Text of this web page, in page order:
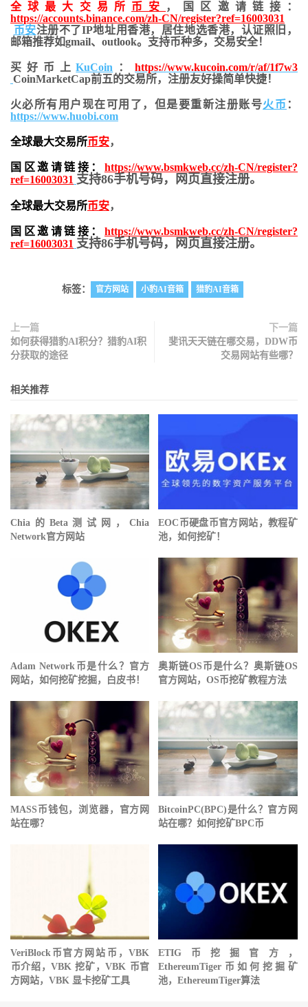
全球最大交易所 币安
，国区邀请链接：
https://accounts.binance.com/zh-CN/register?ref=16003031
币安注册不了IP地址用香港，居住地选香港，认证照旧，
邮箱推荐如gmail、outlook。支持币种多，交易安全！
买好币上KuCoin ：https://www.kucoin.com/r/af/1f7w3
CoinMarketCap前五的交易所，注册友好操简单快捷！
火必所有用户现在可用了，但是要重新注册账号火币 ：
https://www.huobi.com
全球最大交易所币安，
国区邀请链接： https://www.bsmkweb.cc/zh-CN/register?
ref=16003031 支持86手机号码，网页直接注册。
全球最大交易所币安，
国区邀请链接： https://www.bsmkweb.cc/zh-CN/register?
ref=16003031 支持86手机号码，网页直接注册。
标签： 官方网站 小豹AI音箱 猎豹AI音箱
上一篇
如何获得猎豹AI积分？猎豹AI积
分获取的途径
下一篇
斐讯天天链在哪交易，DDW币
交易网站有些哪？
相关推荐
Chia的Beta测试网，Chia
Network官方网站
EOC币硬盘币官方网站，教程矿
池，如何挖矿！
Adam Network币是什么？官方
网站，如何挖矿挖掘，白皮书！
奥斯链OS币是什么？奥斯链OS
官方网站，OS币挖矿教程方法
MASS币钱包，浏览器，官方网
站在哪？
BitcoinPC(BPC)是什么？官方网
站在哪？如何挖矿BPC币
VeriBlock币官方网站 币，VBK
币介绍，VBK 挖矿，VBK 币官
方网站，VBK 显卡挖矿工具
ETIG币挖掘官方，
EthereumTiger币如何挖掘矿
池，EthereumTiger算法